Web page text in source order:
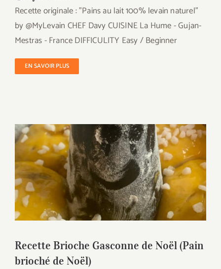
Recette originale : "Pains au lait 100% levain naturel"
by @MyLevain CHEF Davy CUISINE La Hume - Gujan-
Mestras - France DIFFICULITY Easy / Beginner
EN SAVOIR PLUS
Recette Brioche Gasconne de Noël (Pain
brioché de Noël)
Recette Brioche Gasconne de Noël (Pain
brioché de Noël)